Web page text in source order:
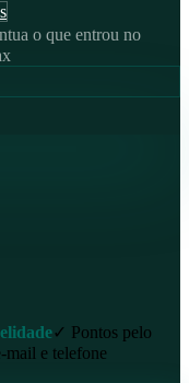
o que entrou no
✓ Pontos pelo
e telefone